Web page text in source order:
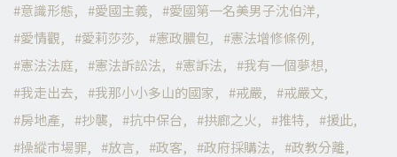
意識形態
愛國主義
愛國第一名美男子沈伯洋
愛情觀
愛莉莎莎 憲政膿包
憲法增修條例
憲法法庭
憲法訴訟法 憲訴法
我有一個夢想
我走出去
我那小小多山的國家 戒嚴
戒嚴文
房地產
抄襲 抗中保台 拱廊之火 推特
援此
操縱市場罪
放言 政客 政府採購法
政教分離